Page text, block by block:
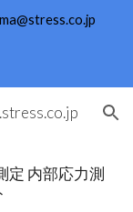
定 内部応力測